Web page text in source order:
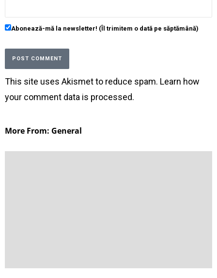
Abonează-mă la newsletter! (Îl trimitem o dată pe săptămână)
This site uses Akismet to reduce spam. Learn how
your comment data is processed.
More From: General